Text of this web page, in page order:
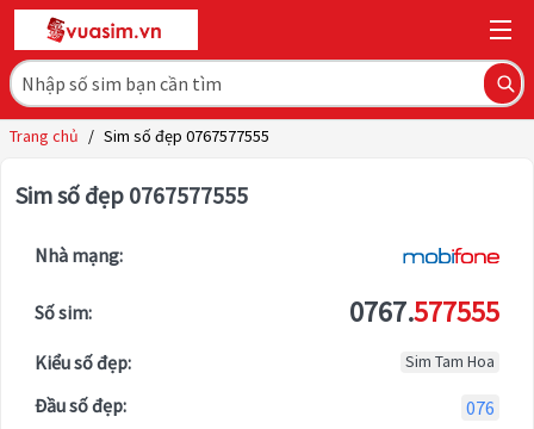
Trang chủ / Sim số đẹp 0767577555
Sim số đẹp 0767577555
Nhà mạng:
Số sim: 0767.577555
Kiểu số đẹp: Sim Tam Hoa
Đầu số đẹp:
076